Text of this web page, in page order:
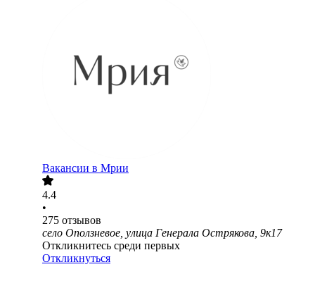
Вакансии в Мрии
4.4
•
275 отзывов
село Оползневое, улица Генерала Острякова, 9к17
Откликнитесь среди первых
Откликнуться